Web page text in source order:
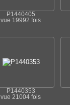
P1440405
vue 19992 fois
P1440353
vue 21004 fois